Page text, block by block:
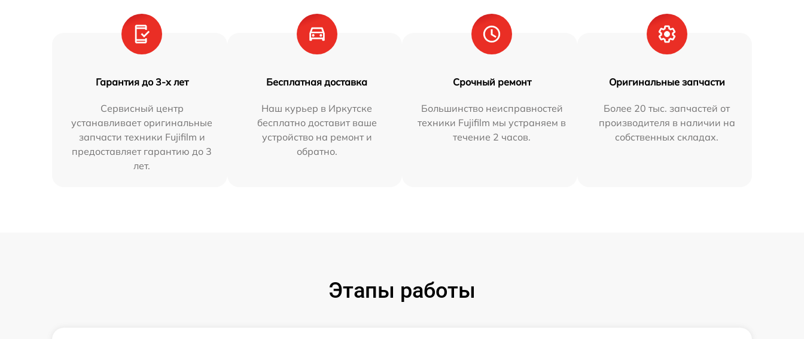
Гарантия до 3-х лет
Сервисный центр
устанавливает оригинальные
запчасти техники Fujifilm и
предоставляет гарантию до 3
лет.
Бесплатная доставка
Наш курьер в Иркутске
бесплатно доставит ваше
устройство на ремонт и
обратно.
Срочный ремонт
Большинство неисправностей
техники Fujifilm мы устраняем в
течение 2 часов.
Оригинальные запчасти
Более 20 тыс. запчастей от
производителя в наличии на
собственных складах.
Этапы работы